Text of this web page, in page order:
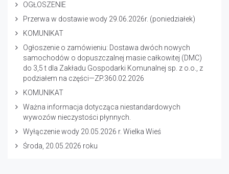
OGŁOSZENIE
Przerwa w dostawie wody 29.06.2026r. (poniedziałek)
KOMUNIKAT
Ogłoszenie o zamówieniu: Dostawa dwóch nowych
samochodów o dopuszczalnej masie całkowitej (DMC)
do 3,5 t dla Zakładu Gospodarki Komunalnej sp. z o.o., z
podziałem na części—ZP.360.02.2026
KOMUNIKAT
Ważna informacja dotycząca niestandardowych
wywozów nieczystości płynnych.
Wyłączenie wody 20.05.2026 r. Wielka Wieś
Środa, 20.05.2026 roku